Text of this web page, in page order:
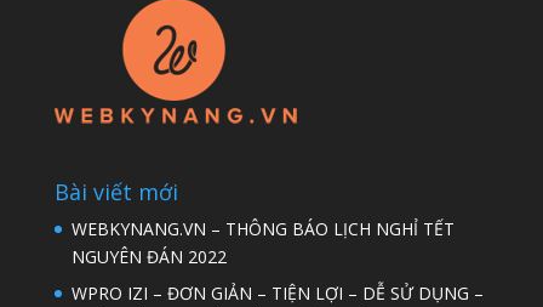
Bài viết mới
WEBKYNANG.VN – THÔNG BÁO LỊCH NGHỈ TẾT
NGUYÊN ĐÁN 2022
WPRO IZI – ĐƠN GIẢN – TIỆN LỢI – DỄ SỬ DỤNG –